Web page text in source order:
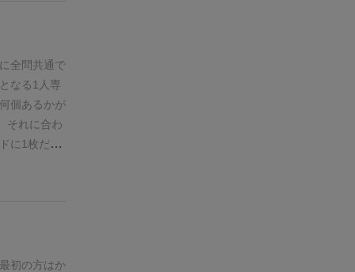
全問共通で
なる1人専
個あるかが
それに合わ
に1枚だけ
気分転換や
最初の方はか